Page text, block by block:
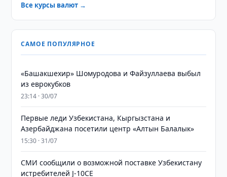
Все курсы валют →
САМОЕ ПОПУЛЯРНОЕ
«Башакшехир» Шомуродова и Файзуллаева выбыл
из еврокубков
23:14 · 30/07
Первые леди Узбекистана, Кыргызстана и
Азербайджана посетили центр «Алтын Балалык»
15:30 · 31/07
СМИ сообщили о возможной поставке Узбекистану
истребителей J-10CE